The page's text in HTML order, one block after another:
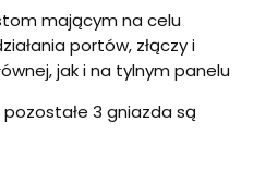
mającym na celu
portów, złączy i
jak i na tylnym panelu
pozostałe 3 gniazda są